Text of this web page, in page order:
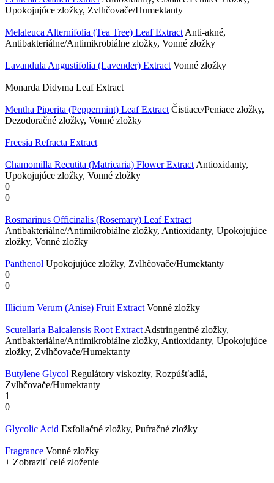
Upokojujúce zložky, Zvlhčovače/Humektanty
Melaleuca Alternifolia (Tea Tree) Leaf Extract Anti-akné,
Antibakteriálne/Antimikrobiálne zložky, Vonné zložky
Lavandula Angustifolia (Lavender) Extract Vonné zložky
Monarda Didyma Leaf Extract
Mentha Piperita (Peppermint) Leaf Extract Čistiace/Peniace zložky,
Dezodoračné zložky, Vonné zložky
Freesia Refracta Extract
Chamomilla Recutita (Matricaria) Flower Extract Antioxidanty,
Upokojujúce zložky, Vonné zložky
0
0
Rosmarinus Officinalis (Rosemary) Leaf Extract
Antibakteriálne/Antimikrobiálne zložky, Antioxidanty, Upokojujúce
zložky, Vonné zložky
Panthenol Upokojujúce zložky, Zvlhčovače/Humektanty
0
0
Illicium Verum (Anise) Fruit Extract Vonné zložky
Scutellaria Baicalensis Root Extract Adstringentné zložky,
Antibakteriálne/Antimikrobiálne zložky, Antioxidanty, Upokojujúce
zložky, Zvlhčovače/Humektanty
Butylene Glycol Regulátory viskozity, Rozpúšťadlá,
Zvlhčovače/Humektanty
1
0
Glycolic Acid Exfoliačné zložky, Pufračné zložky
Fragrance Vonné zložky
+ Zobraziť celé zloženie